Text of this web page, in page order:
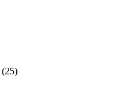
(25)